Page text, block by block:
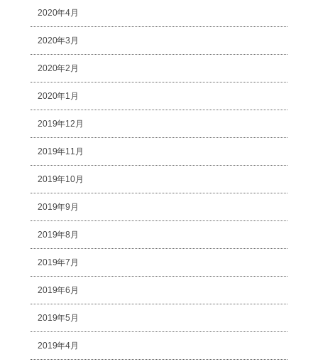
2020年4月
2020年3月
2020年2月
2020年1月
2019年12月
2019年11月
2019年10月
2019年9月
2019年8月
2019年7月
2019年6月
2019年5月
2019年4月